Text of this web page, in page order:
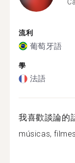
流利
葡萄牙語
學
法語
我喜歡談論的
músicas,